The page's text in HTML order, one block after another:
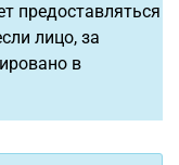
предоставляться
лицо, за
в